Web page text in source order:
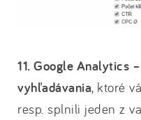
11. Google Analytics
vyhľadávania, ktoré
resp. splnili jeden z